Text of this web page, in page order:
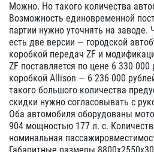
Можно. Но такого количества
Возможность единовременной
партии нужно уточнять на заводе.
есть две версии — городской
коробкой передач ZF и
ZF поставляется по цене 6 330 000
коробкой Allison — 6 236 000
такого большого количества
скидки нужно согласовывать с
Оба автомобиля оборудованы
904 мощностью 177 л. с.
номинальная